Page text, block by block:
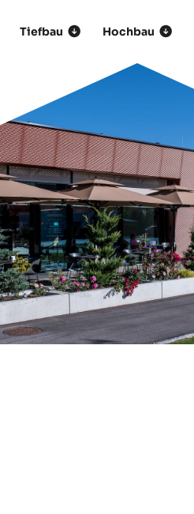
Tiefbau Hochbau